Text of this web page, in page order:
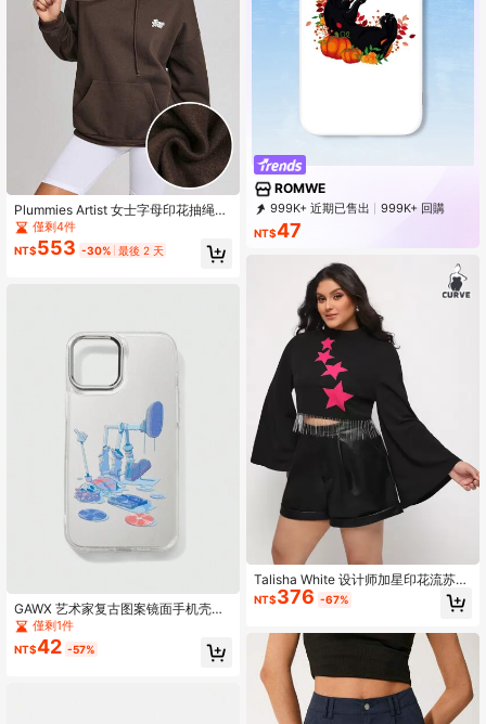
Plummies Artist 女士字母印花抽绳连
帽运动衫，节日
僅剩4件
NT$553 -30% 最後 2 天
GAWX 艺术家复古图案镜面手机壳，
节日僅剩1件
NT$42 -57%
ROMWE
999K+ 近期已售出
999K+ 回購
4.2M 訂閱
NT$47
Talisha White 设计师加星印花流苏下
摆 T 恤，图案 T 恤，适合假日、度
假、春季、节日、伊比沙岛
NT$376 -67%